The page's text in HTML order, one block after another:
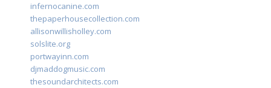
infernocanine.com
thepaperhousecollection.com
allisonwillisholley.com
solslite.org
portwayinn.com
djmaddogmusic.com
thesoundarchitects.com